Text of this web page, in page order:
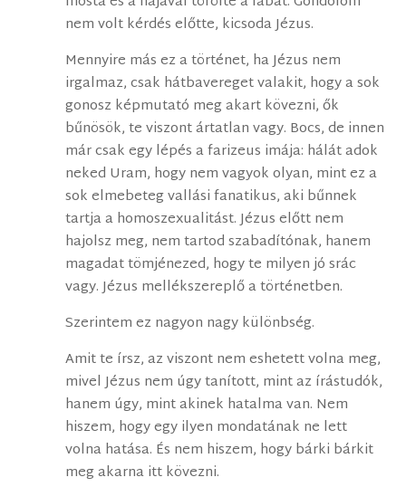
nem volt kérdés előtte, kicsoda Jézus.
Mennyire más ez a történet, ha Jézus nem
irgalmaz, csak hátbavereget valakit, hogy a sok
gonosz képmutató meg akart kövezni, ők
bűnösök, te viszont ártatlan vagy. Bocs, de innen
már csak egy lépés a farizeus imája: hálát adok
neked Uram, hogy nem vagyok olyan, mint ez a
sok elmebeteg vallási fanatikus, aki bűnnek
tartja a homoszexualitást. Jézus előtt nem
hajolsz meg, nem tartod szabadítónak, hanem
magadat tömjénezed, hogy te milyen jó srác
vagy. Jézus mellékszereplő a történetben.
Szerintem ez nagyon nagy különbség.
Amit te írsz, az viszont nem eshetett volna meg,
mivel Jézus nem úgy tanított, mint az írástudók,
hanem úgy, mint akinek hatalma van. Nem
hiszem, hogy egy ilyen mondatának ne lett
volna hatása. És nem hiszem, hogy bárki bárkit
meg akarna itt kövezni.